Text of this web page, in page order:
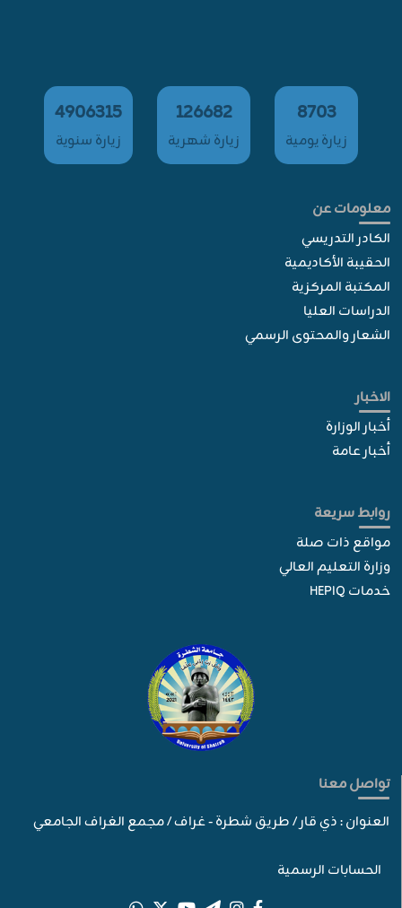
8703
زيارة يومية
126682
زيارة شهرية
4906315
زيارة سنوية
معلومات عن
الكادر التدريسي
الحقيبة الأكاديمية
المكتبة المركزية
الدراسات العليا
الشعار والمحتوى الرسمي
الاخبار
أخبار الوزارة
أخبار عامة
روابط سريعة
مواقع ذات صلة
وزارة التعليم العالي
خدمات HEPIQ
تواصل معنا
العنوان : ذي قار / طريق شطرة - غراف / مجمع الغراف الجامعي
الحسابات الرسمية